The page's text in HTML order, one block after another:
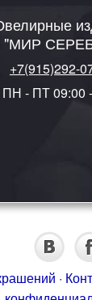
"МИР
+7(915)292-
- ПТ 09:00
·